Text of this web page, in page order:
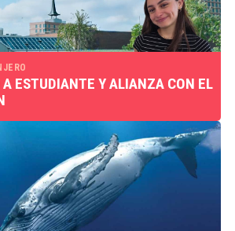
ESTUDIANTE Y ALIANZA CON EL